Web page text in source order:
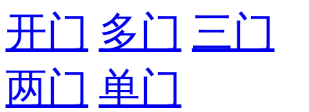
开门 多门 三门
两门 单门